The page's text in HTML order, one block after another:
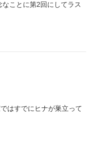
ことに第2回にしてラス
はすでにヒナが巣立って